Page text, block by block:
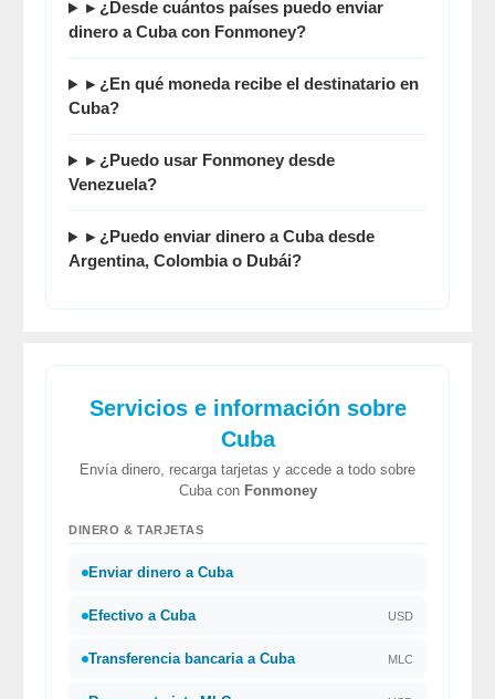
▸ ¿Desde cuántos países puedo enviar
dinero a Cuba con Fonmoney?
▸ ¿En qué moneda recibe el destinatario en
Cuba?
▸ ¿Puedo usar Fonmoney desde
Venezuela?
▸ ¿Puedo enviar dinero a Cuba desde
Argentina, Colombia o Dubái?
Servicios e información sobre
Cuba
Envía dinero, recarga tarjetas y accede a todo sobre
Cuba con Fonmoney
DINERO & TARJETAS
Enviar dinero a Cuba
Efectivo a Cuba USD
Transferencia bancaria a Cuba MLC